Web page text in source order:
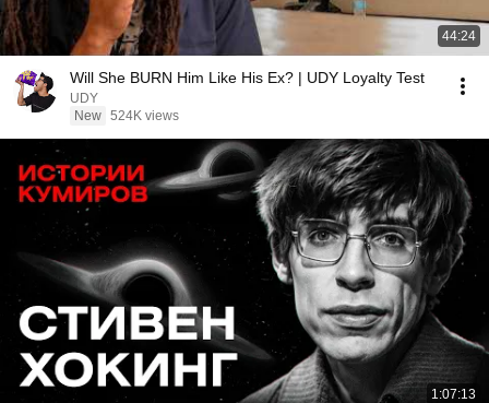
44:24
Will She BURN Him Like His Ex? | UDY Loyalty Test
UDY
New 524K views
1:07:13